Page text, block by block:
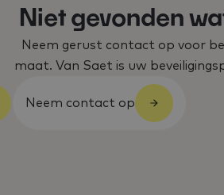
Niet gevonden
Neem gerust contact op voor
maat. Van Saet is uw
Neem contact op